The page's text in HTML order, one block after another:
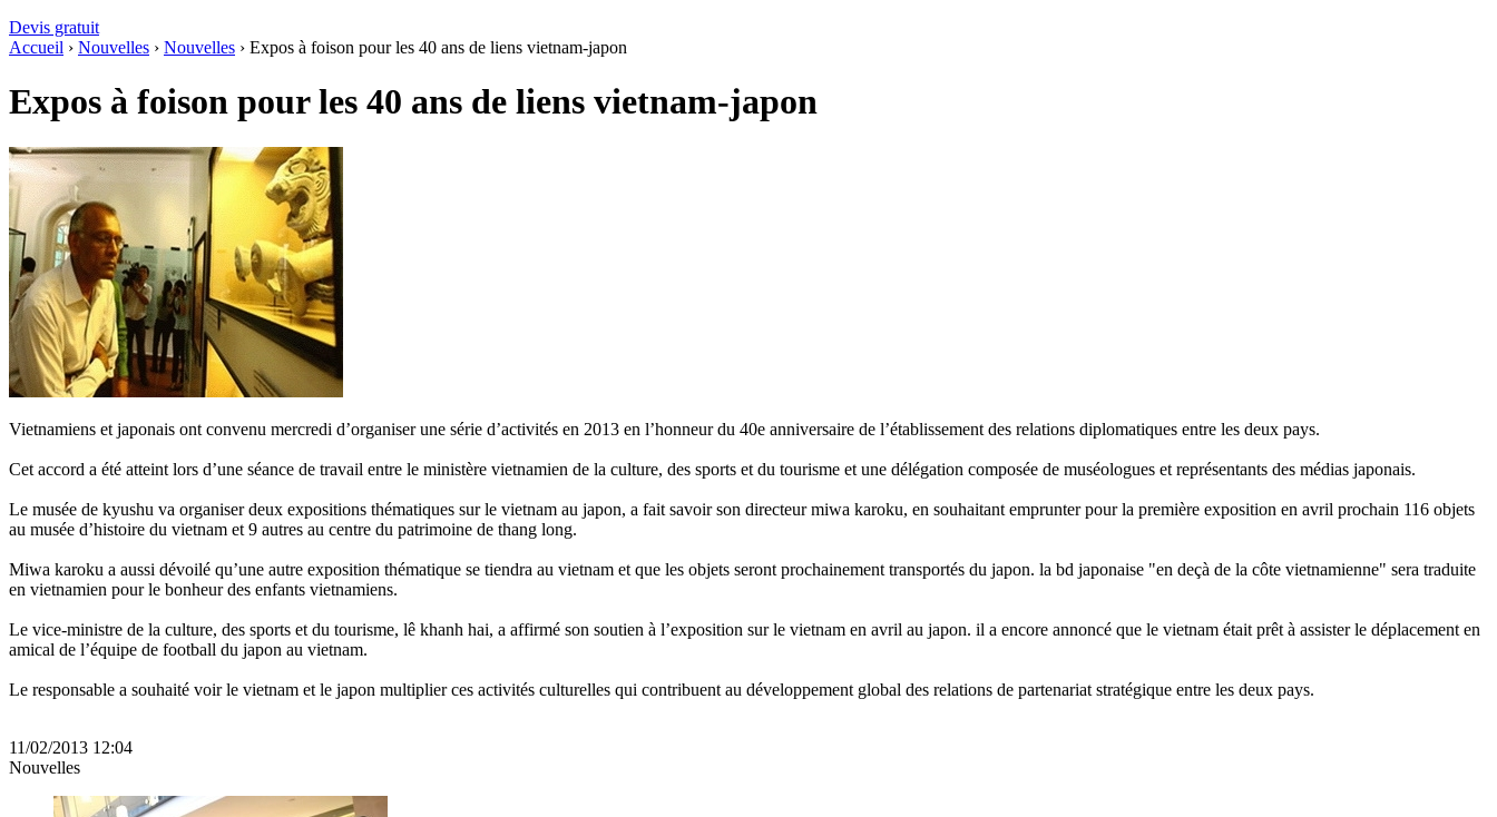
Devis gratuit
Accueil › Nouvelles › Nouvelles › Expos à foison pour les 40 ans de liens vietnam-japon
Expos à foison pour les 40 ans de liens vietnam-japon
Vietnamiens et japonais ont convenu mercredi d’organiser une série d’activités en 2013 en l’honneur du 40e anniversaire de l’établissement des relations diplomatiques entre les deux pays.
Cet accord a été atteint lors d’une séance de travail entre le ministère vietnamien de la culture, des sports et du tourisme et une délégation composée de muséologues et représentants des médias japonais.
Le musée de kyushu va organiser deux expositions thématiques sur le vietnam au japon, a fait savoir son directeur miwa karoku, en souhaitant emprunter pour la première exposition en avril prochain 116 objets
au musée d’histoire du vietnam et 9 autres au centre du patrimoine de thang long.
Miwa karoku a aussi dévoilé qu’une autre exposition thématique se tiendra au vietnam et que les objets seront prochainement transportés du japon. la bd japonaise "en deçà de la côte vietnamienne" sera traduite
en vietnamien pour le bonheur des enfants vietnamiens.
Le vice-ministre de la culture, des sports et du tourisme, lê khanh hai, a affirmé son soutien à l’exposition sur le vietnam en avril au japon. il a encore annoncé que le vietnam était prêt à assister le déplacement en
amical de l’équipe de football du japon au vietnam.
Le responsable a souhaité voir le vietnam et le japon multiplier ces activités culturelles qui contribuent au développement global des relations de partenariat stratégique entre les deux pays.
11/02/2013 12:04
Nouvelles